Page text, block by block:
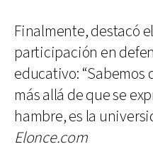
Finalmente, destacó
participación en
educativo: “Sabemos
más allá de que se
hambre, es la
Elonce.com